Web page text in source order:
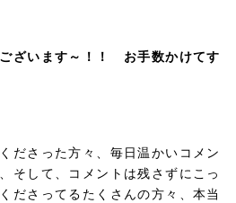
ざいます～！！ お手数かけてす
ださった方々、毎日温かいコメン
そして、コメントは残さずにこっ
ださってるたくさんの方々、本当